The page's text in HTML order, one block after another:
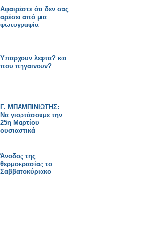
Αφαιρέστε ότι δεν σας
αρέσει από μια
φωτογραφία
Υπαρχουν λεφτα? και
που πηγαινουν?
Γ. ΜΠΑΜΠΙΝΙΩΤΗΣ:
Να γιορτάσουμε την
25η Μαρτίου
ουσιαστικά
Άνοδος της
θερμοκρασίας το
Σαββατοκύριακο